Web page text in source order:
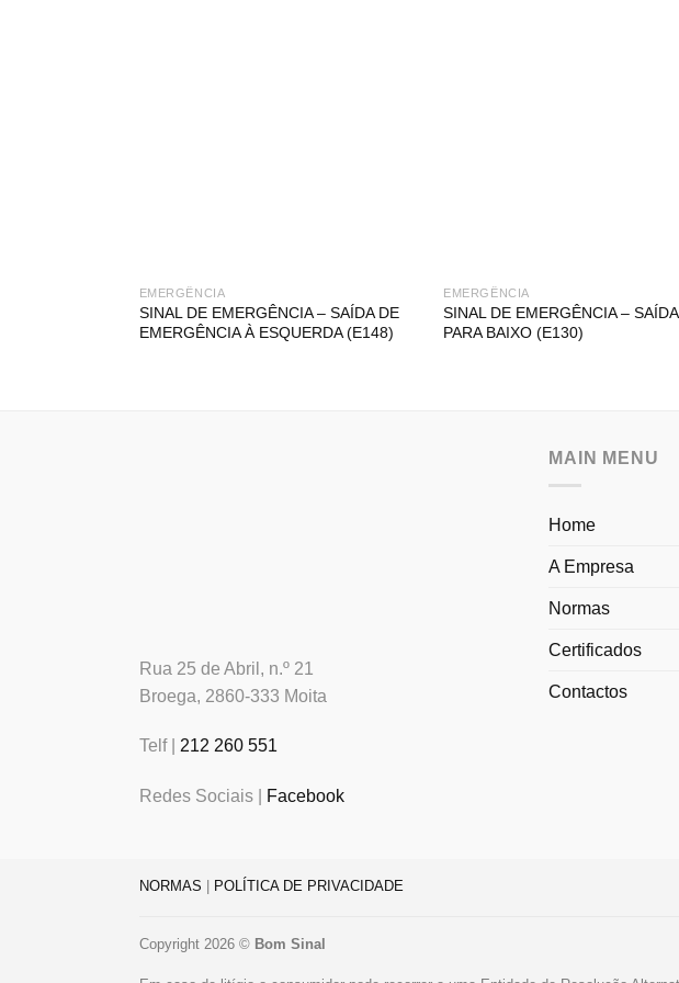
EMERGÊNCIA
SINAL DE EMERGÊNCIA – SAÍDA DE
EMERGÊNCIA À ESQUERDA (E148)
EMERGÊNCIA
SINAL DE EMERGÊNCIA –
PARA BAIXO (E130)
Rua 25 de Abril, n.º 21
Broega, 2860-333 Moita
Telf | 212 260 551
Redes Sociais | Facebook
MAIN MENU
Home
A Empresa
Normas
Certificados
Contactos
NORMAS POLÍTICA DE PRIVACIDADE
Copyright 2026 © Bom Sinal